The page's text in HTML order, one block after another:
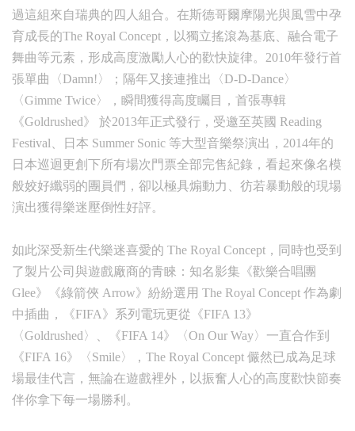
過這組來自瑞典的四人組合。在斯德哥爾摩陽光與風雪中孕
育成長的The Royal Concept，以獨立搖滾為基底、融合電子
舞曲等元素，形成高度激勵人心的歡快旋律。2010年發行首
張單曲〈Damn!〉；隔年又接連推出〈D-D-Dance〉
〈Gimme Twice〉，瞬間獲得高度矚目，首張專輯
《Goldrushed》 於2013年正式發行，受邀至英國 Reading
Festival、日本 Summer Sonic 等大型音樂祭演出，2014年的
日本巡迴更創下所有場次門票全部完售紀錄，看起來像名模
般姣好纖弱的團員們，卻以極具煽動力、彷若暴動般的現場
演出獲得樂迷壓倒性好評。
如此深受新生代樂迷喜愛的 The Royal Concept，同時也受到
了製片公司與遊戲廠商的青睞：知名影集《歡樂合唱團
Glee》《綠箭俠 Arrow》紛紛選用 The Royal Concept 作為劇
中插曲，《FIFA》系列電玩更從《FIFA 13》
〈Goldrushed〉、《FIFA 14》〈On Our Way〉一直合作到
《FIFA 16》〈Smile〉，The Royal Concept 儼然已成為足球
場最佳代言，無論在遊戲裡外，以振奮人心的高度歡快節奏
伴你拿下每一場勝利。